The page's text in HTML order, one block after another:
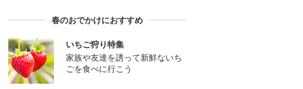
春のおでかけにおすすめ
いちご狩り特集
家族や友達を誘って新鮮ないち
ごを食べに行こう